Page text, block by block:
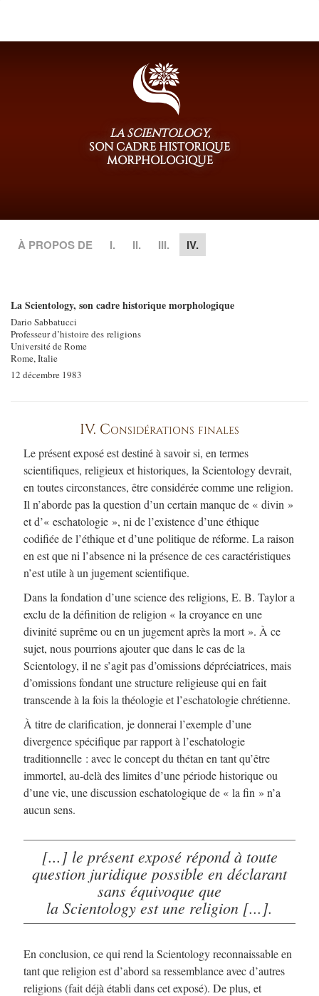
LA SCIENTOLOGY,
SON CADRE HISTORIQUE
MORPHOLOGIQUE
À PROPOS DE I. II. III. IV.
La Scientology, son cadre historique morphologique
Dario Sabbatucci
Professeur d’histoire des religions
Université de Rome
Rome, Italie
12 décembre 1983
IV. Considérations finales
Le présent exposé est destiné à savoir si, en termes
scientifiques, religieux et historiques, la Scientology devrait,
en toutes circonstances, être considérée comme une religion.
Il n’aborde pas la question d’un certain manque de « divin »
et d’« eschatologie », ni de l’existence d’une éthique
codifiée de l’éthique et d’une politique de réforme. La raison
en est que ni l’absence ni la présence de ces caractéristiques
n’est utile à un jugement scientifique.
Dans la fondation d’une science des religions, E. B. Taylor a
exclu de la définition de religion « la croyance en une
divinité suprême ou en un jugement après la mort ». À ce
sujet, nous pourrions ajouter que dans le cas de la
Scientology, il ne s’agit pas d’omissions dépréciatrices, mais
d’omissions fondant une structure religieuse qui en fait
transcende à la fois la théologie et l’eschatologie chrétienne.
À titre de clarification, je donnerai l’exemple d’une
divergence spécifique par rapport à l’eschatologie
traditionnelle : avec le concept du thétan en tant qu’être
immortel, au-delà des limites d’une période historique ou
d’une vie, une discussion eschatologique de « la fin » n’a
aucun sens.
[...] le présent exposé répond à toute
question juridique possible en déclarant
sans équivoque que
la Scientology est une religion [...].
En conclusion, ce qui rend la Scientology reconnaissable en
tant que religion est d’abord sa ressemblance avec d’autres
religions (fait déjà établi dans cet exposé). De plus, et